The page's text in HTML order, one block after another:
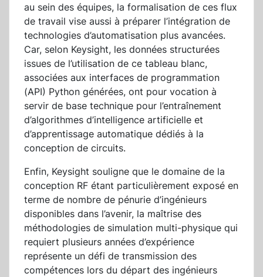
au sein des équipes, la formalisation de ces flux
de travail vise aussi à préparer l’intégration de
technologies d’automatisation plus avancées.
Car, selon Keysight, les données structurées
issues de l’utilisation de ce tableau blanc,
associées aux interfaces de programmation
(API) Python générées, ont pour vocation à
servir de base technique pour l’entraînement
d’algorithmes d’intelligence artificielle et
d’apprentissage automatique dédiés à la
conception de circuits.
Enfin, Keysight souligne que le domaine de la
conception RF étant particulièrement exposé en
terme de nombre de pénurie d’ingénieurs
disponibles dans l’avenir, la maîtrise des
méthodologies de simulation multi-physique qui
requiert plusieurs années d’expérience
représente un défi de transmission des
compétences lors du départ des ingénieurs